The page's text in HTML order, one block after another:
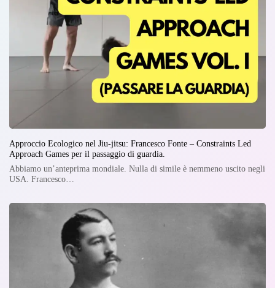
Approccio Ecologico nel Jiu-jitsu: Francesco Fonte – Constraints Led
Approach Games per il passaggio di guardia.
Abbiamo un’anteprima mondiale. Nulla di simile è nemmeno uscito negli
USA. Francesco…